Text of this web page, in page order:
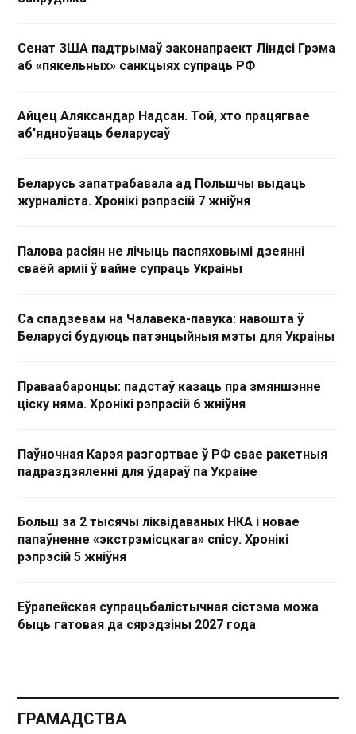
Сенат ЗША падтрымаў законапраект Ліндсі Грэма
аб «пякельных» санкцыях супраць РФ
Айцец Аляксандар Надсан. Той, хто працягвае
аб'ядноўваць беларусаў
Беларусь запатрабавала ад Польшчы выдаць
журналіста. Хронікі рэпрэсій 7 жніўня
Палова расіян не лічыць паспяховымі дзеянні
сваёй арміі ў вайне супраць Украіны
Са спадзевам на Чалавека-павука: навошта ў
Беларусі будуюць патэнцыйныя мэты для Украіны
Праваабаронцы: падстаў казаць пра змяншэнне
ціску няма. Хронікі рэпрэсій 6 жніўня
Паўночная Карэя разгортвае ў РФ свае ракетныя
падраздзяленні для ўдараў па Украіне
Больш за 2 тысячы ліквідаваных НКА і новае
папаўненне «экстрэмісцкага» спісу. Хронікі
рэпрэсій 5 жніўня
Еўрапейская супрацьбалістычная сістэма можа
быць гатовая да сярэдзіны 2027 года
ГРАМАДСТВА